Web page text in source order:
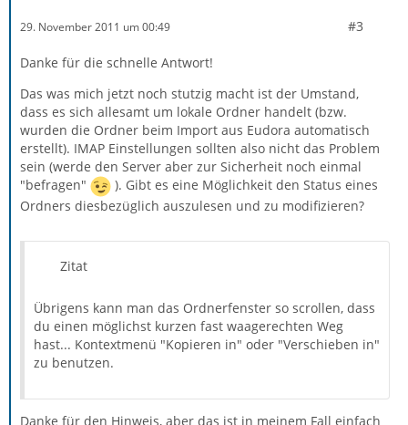
29. November 2011 um 00:49 #3
Danke für die schnelle Antwort!
Das was mich jetzt noch stutzig macht ist der Umstand,
dass es sich allesamt um lokale Ordner handelt (bzw.
wurden die Ordner beim Import aus Eudora automatisch
erstellt). IMAP Einstellungen sollten also nicht das Problem
sein (werde den Server aber zur Sicherheit noch einmal
"befragen"
). Gibt es eine Möglichkeit den Status eines
Ordners diesbezüglich auszulesen und zu modifizieren?
Zitat
Übrigens kann man das Ordnerfenster so scrollen, dass
du einen möglichst kurzen fast waagerechten Weg
hast... Kontextmenü "Kopieren in" oder "Verschieben in"
zu benutzen.
Danke für den Hinweis, aber das ist in meinem Fall einfach